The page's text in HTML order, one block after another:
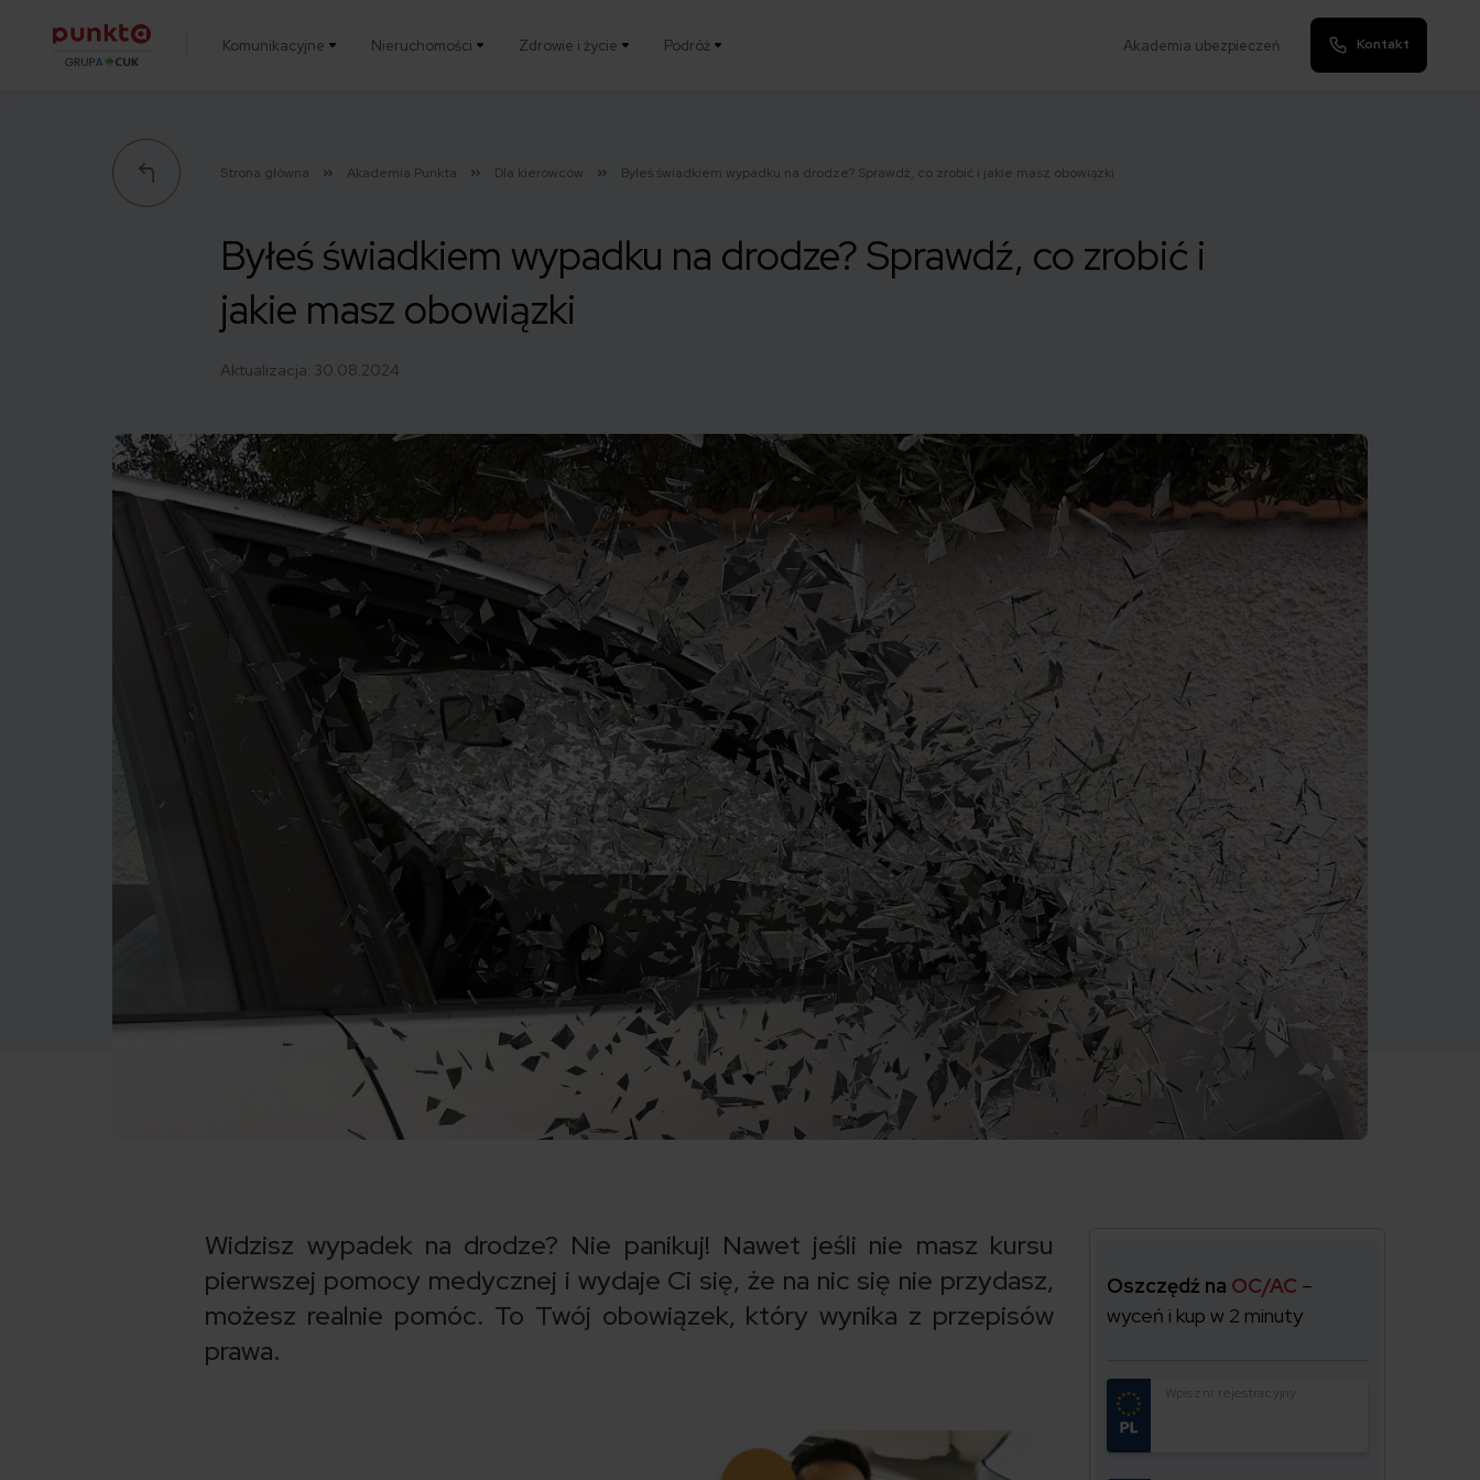
Komunikacyjne Nieruchomości Zdrowie i życie Podróż Akademia ubezpieczeń Kontakt
Strona główna Akademia Punkta Dla kierowców Byłeś świadkiem wypadku na drodze? Sprawdź, co zrobić i jakie masz obowiązki
Byłeś świadkiem wypadku na drodze? Sprawdź, co zrobić i
jakie masz obowiązki
Aktualizacja: 30.08.2024
Widzisz wypadek na drodze? Nie panikuj! Nawet jeśli nie masz kursu
pierwszej pomocy medycznej i wydaje Ci się, że na nic się nie przydasz,
możesz realnie pomóc. To Twój obowiązek, który wynika z przepisów
prawa.
Oszczędź na OC/AC –
wyceń i kup w 2 minuty
Wpisz nr rejestracyjny